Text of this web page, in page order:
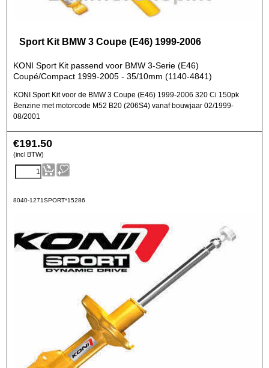
Sport Kit BMW 3 Coupe (E46) 1999-2006
KONI Sport Kit passend voor BMW 3-Serie (E46)
Coupé/Compact 1999-2005 - 35/10mm (1140-4841)
KONI Sport Kit voor de BMW 3 Coupe (E46) 1999-2006 320 Ci 150pk
Benzine met motorcode M52 B20 (206S4) vanaf bouwjaar 02/1999-
08/2001
€191.50
(incl BTW)
8040-1271SPORT*15286